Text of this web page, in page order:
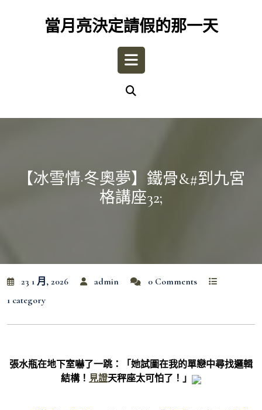
當月亮決定請假的那一天
Open
【冰雪情·冬奧夢】鐵骨&#到九宮
格講座32;
23 1 月, 2026 admin
0 Comments
1 category
張水瓶在地下室嚇了一跳：「她試圖在我的單戀中尋找邏輯
結構！ 見證天秤座太可怕了！」